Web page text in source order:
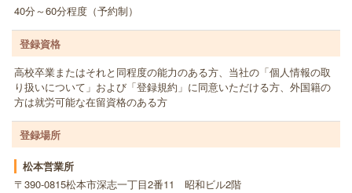
40分～60分程度（予約制）
登録資格
高校卒業またはそれと同程度の能力のある方、当社の「個人情報の取
り扱いについて」および「登録規約」に同意いただける方、外国籍の
方は就労可能な在留資格のある方
登録場所
松本営業所
〒390-0815松本市深志一丁目2番11 昭和ビル2階